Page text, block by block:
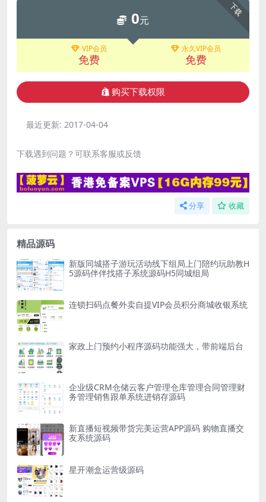
下载
0元
VIP会员
免费
永久VIP会员
免费
购买下载权限
最近更新: 2017-04-04
下载遇到问题？可联系客服或反馈
分享 收藏
精品源码
新版同城搭子游玩活动线下组局上门陪约玩助教H
5源码伴伴找搭子系统源码H5同城组局
连锁扫码点餐外卖自提VIP会员积分商城收银系统
家政上门预约小程序源码功能强大，带前端后台
企业级CRM仓储云客户管理仓库管理合同管理财
务管理销售跟单系统进销存源码
新直播短视频带货完美运营APP源码 购物直播交
友系统源码
星开潮盒运营级源码